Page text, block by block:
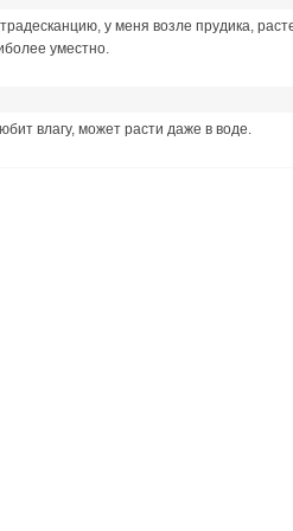
у меня возле прудика,
уместно.
влагу, может расти даже в воде.